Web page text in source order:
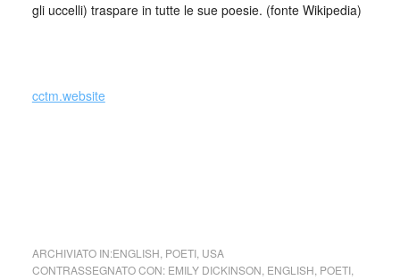
gli uccelli) traspare in tutte le sue poesie. (fonte Wikipedia)
cctm.website
ARCHIVIATO IN:ENGLISH POETI, USA
CONTRASSEGNATO CON: EMILY DICKINSON ENGLISH POETI,